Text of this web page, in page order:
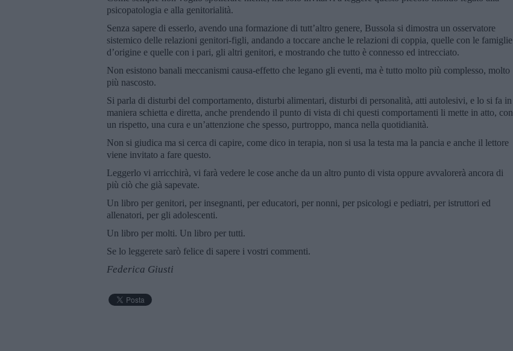
psicopatologia e alla genitorialità.
Senza sapere di esserlo, avendo una formazione di tutt’altro genere, Bussola si dimostra un osservatore
sistemico delle relazioni genitori-figli, andando a toccare anche le relazioni di coppia, quelle con le famiglie
d’origine e quelle con i pari, gli altri genitori, e mostrando che tutto è connesso ed intrecciato.
Non esistono banali meccanismi causa-effetto che legano gli eventi, ma è tutto molto più complesso, molto
più nascosto.
Si parla di disturbi del comportamento, disturbi alimentari, disturbi di personalità, atti autolesivi, e lo si fa in
maniera schietta e diretta, anche prendendo il punto di vista di chi questi comportamenti li mette in atto, con
un rispetto, una cura e un’attenzione che spesso, purtroppo, manca nella quotidianità.
Non si giudica ma si cerca di capire, come dico in terapia, non si usa la testa ma la pancia e anche il lettore
viene invitato a fare questo.
Leggerlo vi arricchirà, vi farà vedere le cose anche da un altro punto di vista oppure avvalorerà ancora di
più ciò che già sapevate.
Un libro per genitori, per insegnanti, per educatori, per nonni, per psicologi e pediatri, per istruttori ed
allenatori, per gli adolescenti.
Un libro per molti. Un libro per tutti.
Se lo leggerete sarò felice di sapere i vostri commenti.
Federica Giusti